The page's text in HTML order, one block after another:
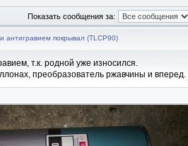
Показать сообщения за:
антигравием покрывал (TLCP90)
т.к. родной уже износился.
преобразователь ржавчины и вперед.